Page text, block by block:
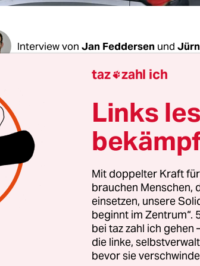
Interview von Jan Feddersen und
Herr Münkler, wenn wir
anschauen: Was sehen wir da?
nur um Sport?
von Sportfunktionären, die je
unpolitisch. Aber nur,
Wenn es ihnen umgekehrt in den
und Überwinder politischer
eben das. Tatsächlich sind
taz zahl ich
Links
Mit doppelter Kraft
brauchen Menschen,
einsetzen, unsere
beginnt im Zentrum“.
bei taz zahl ich gehen
die linke,
bevor sie